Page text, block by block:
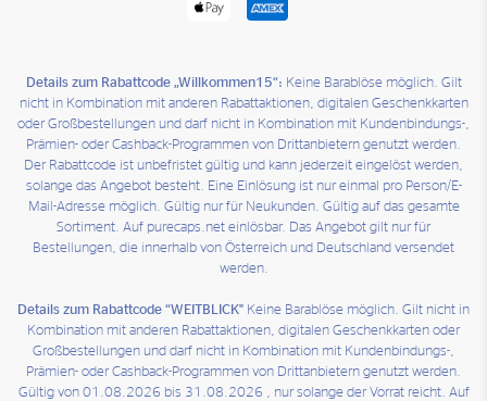
Details zum Rabattcode „Willkommen15“: Keine Barablöse möglich. Gilt
nicht in Kombination mit anderen Rabattaktionen, digitalen Geschenkkarten
oder Großbestellungen und darf nicht in Kombination mit Kundenbindungs-,
Prämien- oder Cashback-Programmen von Drittanbietern genutzt werden.
Der Rabattcode ist unbefristet gültig und kann jederzeit eingelöst werden,
solange das Angebot besteht. Eine Einlösung ist nur einmal pro Person/E-
Mail-Adresse möglich. Gültig nur für Neukunden. Gültig auf das gesamte
Sortiment. Auf purecaps.net einlösbar. Das Angebot gilt nur für
Bestellungen, die innerhalb von Österreich und Deutschland versendet
werden.
Details zum Rabattcode “WEITBLICK" Keine Barablöse möglich. Gilt nicht in
Kombination mit anderen Rabattaktionen, digitalen Geschenkkarten oder
Großbestellungen und darf nicht in Kombination mit Kundenbindungs-,
Prämien- oder Cashback-Programmen von Drittanbietern genutzt werden.
Gültig von 01.08.2026 bis 31.08.2026 , nur solange der Vorrat reicht. Auf